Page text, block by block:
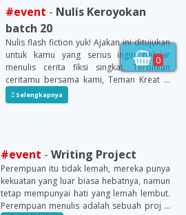
0
#event - Nulis Keroyokan
batch 20
Nulis flash fiction yuk! Ajakan ini ditujukan
untuk kamu yang serius ingin belajar
menulis cerita fiksi singkat. Terbitkan
ceritamu bersama kami, Teman Kreat ...
Selengkapnya
#event - Writing Project
Perempuan itu tidak lemah, mereka punya
kekuatan yang luar biasa hebatnya, namun
tetap mempunyai hati yang lemah lembut.
Perempuan menulis adalah sebuah proj ...